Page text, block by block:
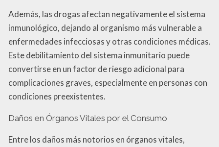
Además, las drogas afectan negativamente el sistema
inmunológico, dejando al organismo más vulnerable a
enfermedades infecciosas y otras condiciones médicas.
Este debilitamiento del sistema inmunitario puede
convertirse en un factor de riesgo adicional para
complicaciones graves, especialmente en personas con
condiciones preexistentes.
Daños en Órganos Vitales por el Consumo
Entre los daños más notorios en órganos vitales,